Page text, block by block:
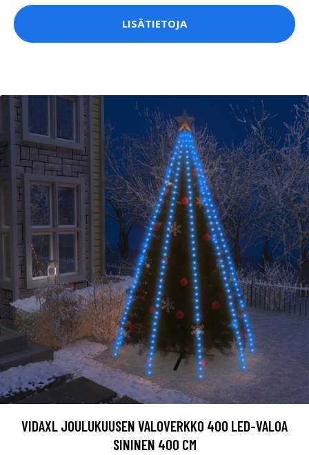
LISÄTIETOJA
VIDAXL JOULUKUUSEN VALOVERKKO 400 LED-VALOA
SININEN 400 CM